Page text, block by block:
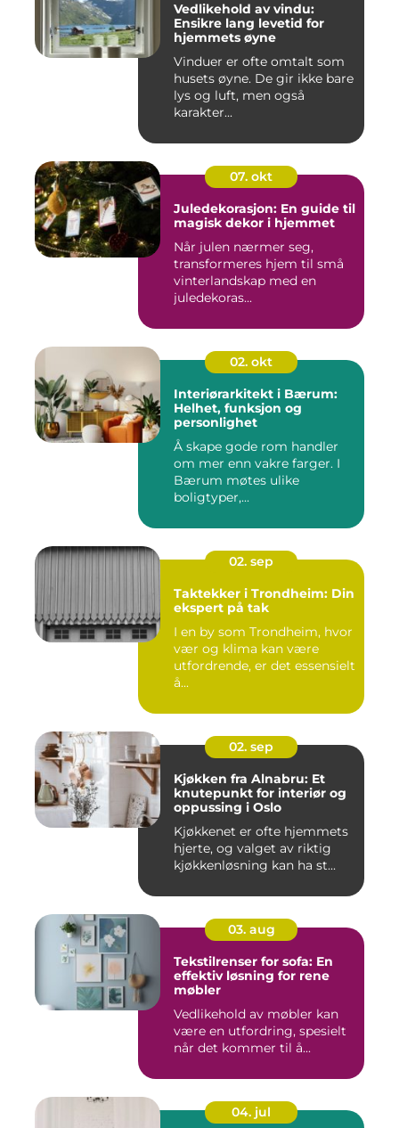
Vedlikehold av vindu:
Ensikre lang levetid for
hjemmets øyne
Vinduer er ofte omtalt som
husets øyne. De gir ikke bare
lys og luft, men også
karakter...
07. okt
Juledekorasjon: En guide til
magisk dekor i hjemmet
Når julen nærmer seg,
transformeres hjem til små
vinterlandskap med en
juledekoras...
02. okt
Interiørarkitekt i Bærum:
Helhet, funksjon og
personlighet
Å skape gode rom handler
om mer enn vakre farger. I
Bærum møtes ulike
boligtyper,...
02. sep
Taktekker i Trondheim: Din
ekspert på tak
I en by som Trondheim, hvor
vær og klima kan være
utfordrende, er det essensielt
å...
02. sep
Kjøkken fra Alnabru: Et
knutepunkt for interiør og
oppussing i Oslo
Kjøkkenet er ofte hjemmets
hjerte, og valget av riktig
kjøkkenløsning kan ha st...
03. aug
Tekstilrenser for sofa: En
effektiv løsning for rene
møbler
Vedlikehold av møbler kan
være en utfordring, spesielt
når det kommer til å...
04. jul